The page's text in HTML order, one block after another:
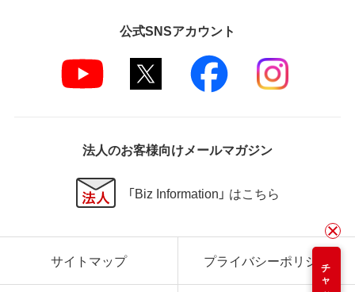
公式SNSアカウント
法人のお客様向けメールマガジン
「Biz Information」 はこちら
サイトマップ プライバシーポリシー